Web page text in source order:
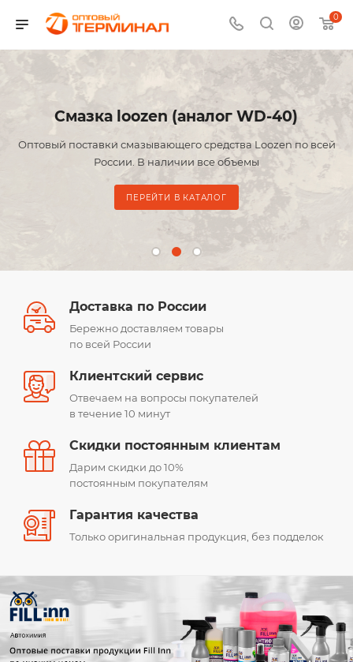
0
Смазка loozen (аналог WD-40)
Оптовый поставки смазывающего средства Loozen по всей
России. В наличии все объемы
ПЕРЕЙТИ В КАТАЛОГ
Доставка по России
Бережно доставляем товары
по всей России
Клиентский сервис
Отвечаем на вопросы покупателей
в течение 10 минут
Скидки постоянным клиентам
Дарим скидки до 10%
постоянным покупателям
Гарантия качества
Только оригинальная продукция, без подделок